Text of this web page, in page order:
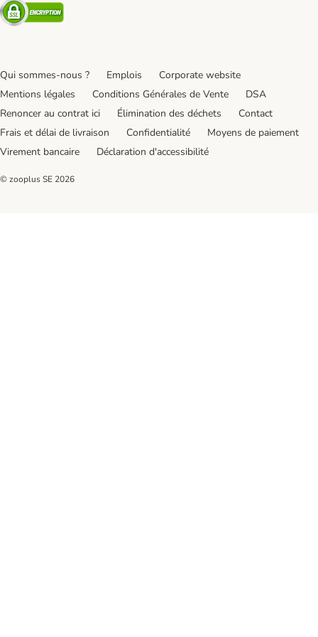
Security
Qui sommes-nous ? Emplois
Corporate website
Mentions légales
Conditions Générales de Vente
DSA
Renoncer au contrat ici
Élimination des déchets
Contact
Frais et délai de livraison
Confidentialité
Moyens de paiement
Virement bancaire
Déclaration d'accessibilité
© zooplus SE 2026